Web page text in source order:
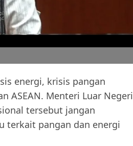
energi, krisis pangan
ASEAN. Menteri Luar Negeri
tersebut jangan
terkait pangan dan energi